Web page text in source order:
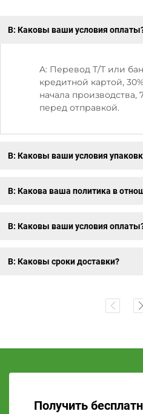
В: Каковы ваши условия
A: Перевод T/T или
кредитной картой,
начала производства,
перед отправкой.
В: Каковы ваши условия
В: Какова ваша политика в
В: Каковы ваши условия
В: Каковы сроки доставки?
Получить